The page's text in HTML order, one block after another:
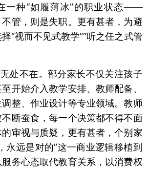
一种“如履薄冰”的职业状态——
管，则是失职。更有甚者，为避
“视而不见式教学”“听之任之式管
无处不在。部分家长不仅关注孩子
开始介入教学安排、教师配备、
整、作业设计等专业领域。教师
断蚕食，每一个决策都不得不面
审视与质疑，更有甚者，个别家
永远是对的”这一商业逻辑移植到
务心态取代教育关系，以消费权